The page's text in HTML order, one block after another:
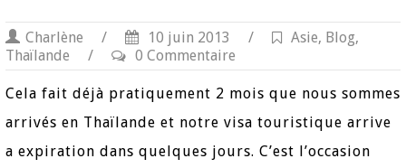
Charlène / 10 juin 2013 / Asie, Blog,
Thaïlande
/ 0 Commentaire
Cela fait déjà pratiquement 2 mois que nous sommes
arrivés en Thaïlande et notre visa touristique arrive
a expiration dans quelques jours. C’est l’occasion